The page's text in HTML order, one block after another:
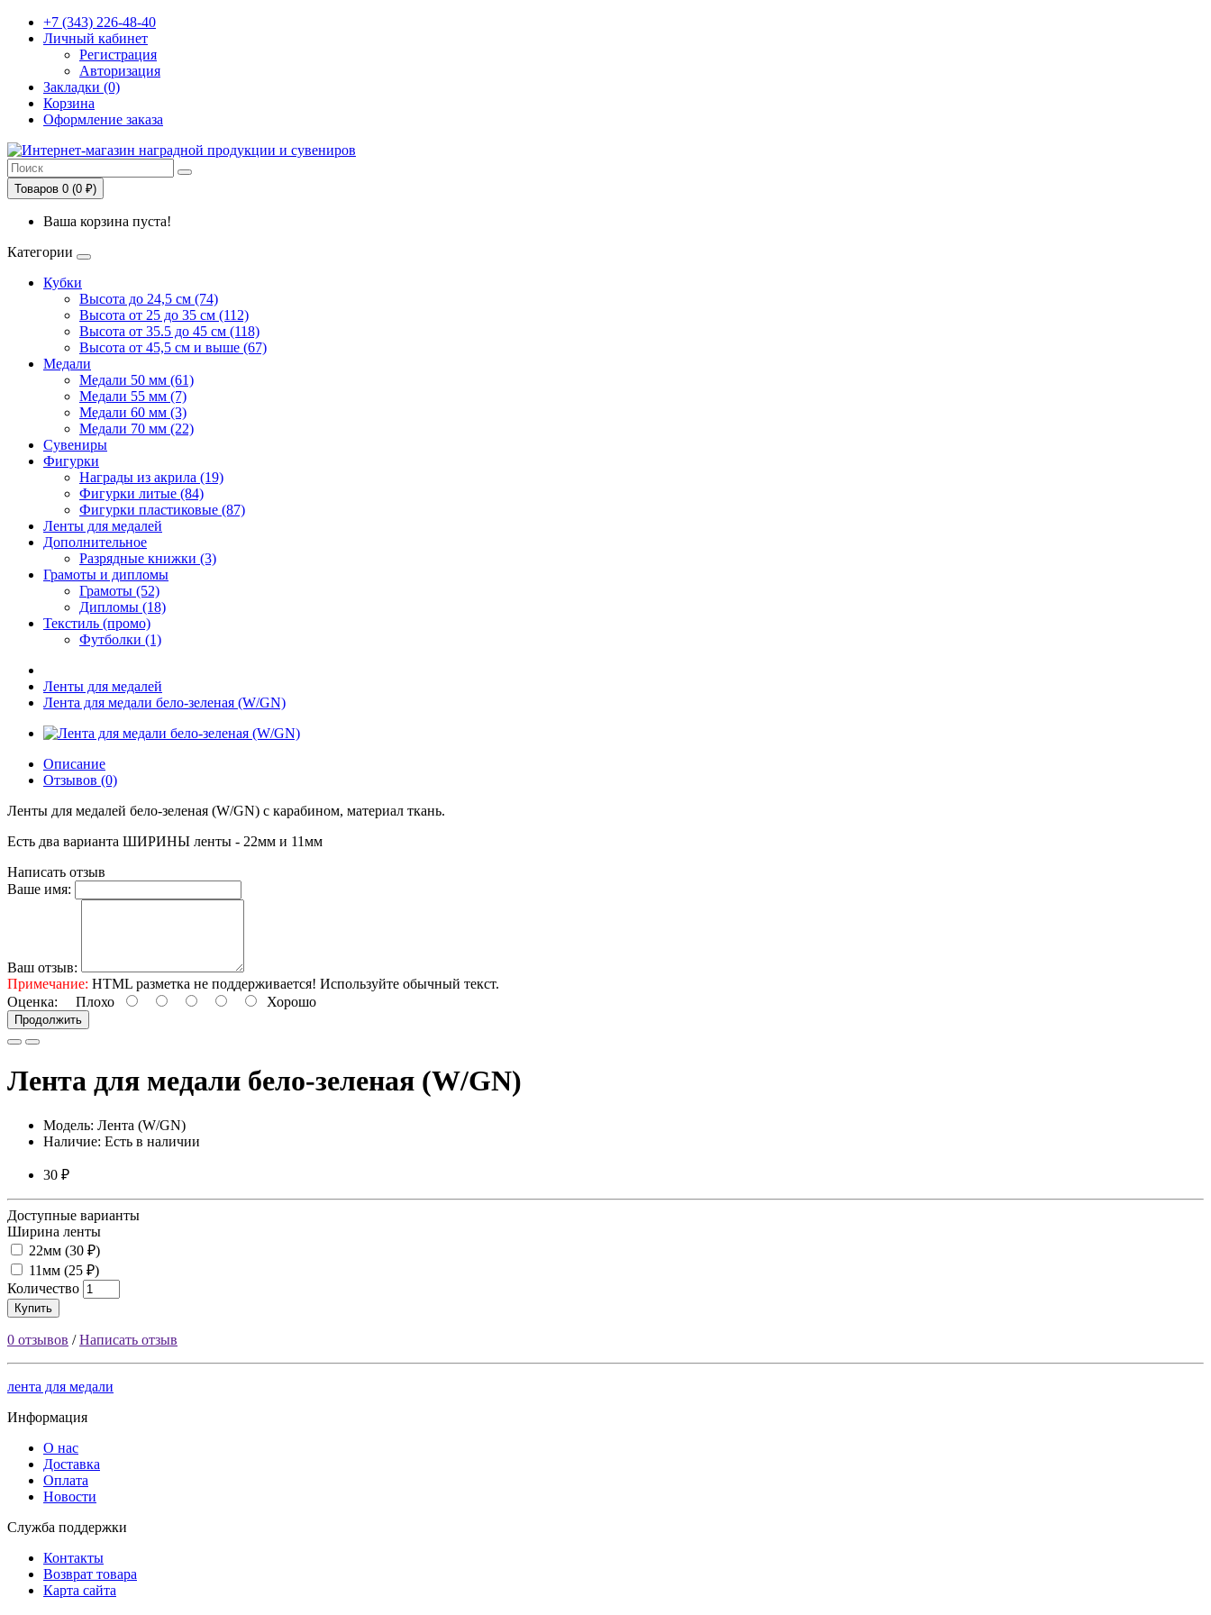
+7 (343) 226-48-40
Личный кабинет
Регистрация
Авторизация
Закладки (0)
Корзина
Оформление заказа
Товаров 0 (0 ₽)
Ваша корзина пуста!
Категории
Кубки
Высота до 24,5 см (74)
Высота от 25 до 35 см (112)
Высота от 35.5 до 45 см (118)
Высота от 45,5 см и выше (67)
Медали
Медали 50 мм (61)
Медали 55 мм (7)
Медали 60 мм (3)
Медали 70 мм (22)
Сувениры
Фигурки
Награды из акрила (19)
Фигурки литые (84)
Фигурки пластиковые (87)
Ленты для медалей
Дополнительное
Разрядные книжки (3)
Грамоты и дипломы
Грамоты (52)
Дипломы (18)
Текстиль (промо)
Футболки (1)
Ленты для медалей
Лента для медали бело-зеленая (W/GN)
Описание
Отзывов (0)
Ленты для медалей бело-зеленая (W/GN) с карабином, материал ткань.
Есть два варианта ШИРИНЫ ленты - 22мм и 11мм
Написать отзыв
Ваше имя:
Ваш отзыв:
Примечание: HTML разметка не поддерживается! Используйте обычный текст.
Оценка: Плохо Хорошо
Продолжить
Лента для медали бело-зеленая (W/GN)
Модель: Лента (W/GN)
Наличие: Есть в наличии
30 ₽
Доступные варианты
Ширина ленты
22мм (30 ₽)
11мм (25 ₽)
Количество
Купить
0 отзывов /Написать отзыв
лента для медали
Информация
О нас
Доставка
Оплата
Новости
Служба поддержки
Контакты
Возврат товара
Карта сайта